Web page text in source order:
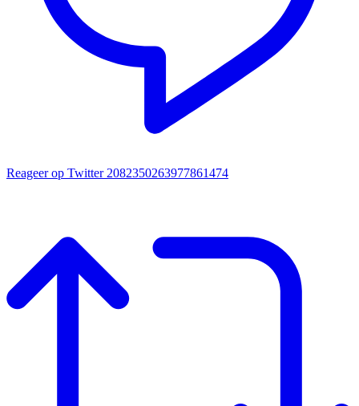
Reageer op Twitter 2082350263977861474